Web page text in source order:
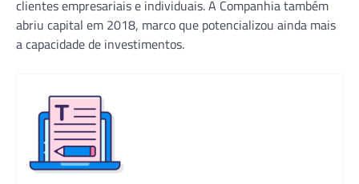
clientes empresariais e individuais. A Companhia também
abriu capital em 2018, marco que potencializou ainda mais
a capacidade de investimentos.